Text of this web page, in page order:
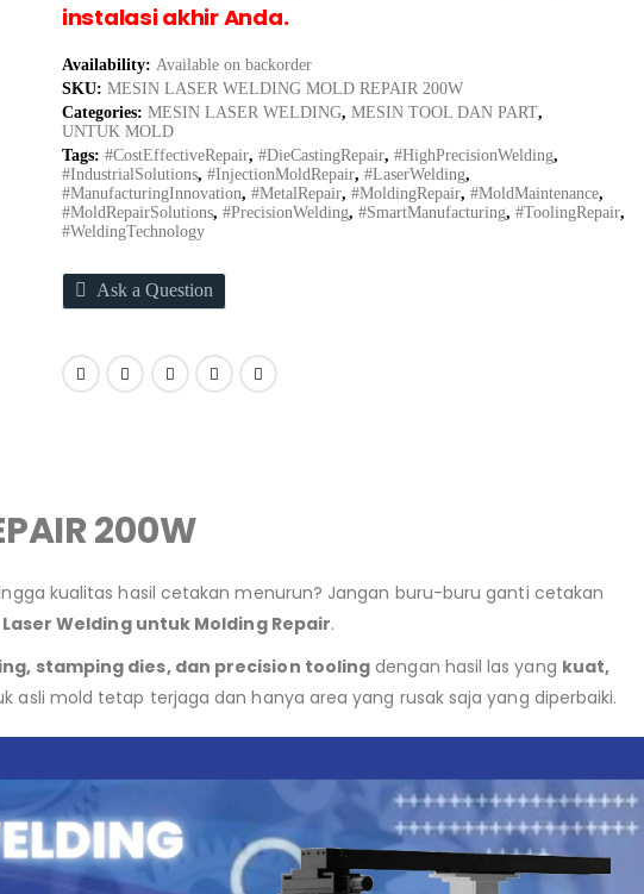
instalasi akhir Anda.
Availability: Available on backorder
SKU: MESIN LASER WELDING MOLD REPAIR 200W
Categories: MESIN LASER WELDING, MESIN TOOL DAN PART,
UNTUK MOLD
Tags: #CostEffectiveRepair, #DieCastingRepair, #HighPrecisionWelding,
#IndustrialSolutions, #InjectionMoldRepair, #LaserWelding,
#ManufacturingInnovation, #MetalRepair, #MoldingRepair, #MoldMaintenance,
#MoldRepairSolutions, #PrecisionWelding, #SmartManufacturing, #ToolingRepair,
#WeldingTechnology
Ask a Question
200W
kualitas hasil cetakan menurun? Jangan buru-buru ganti cetakan
Laser Welding untuk Molding Repair.
stamping dies, dan precision tooling dengan hasil las yang kuat,
asli mold tetap terjaga dan hanya area yang rusak saja yang diperbaiki.